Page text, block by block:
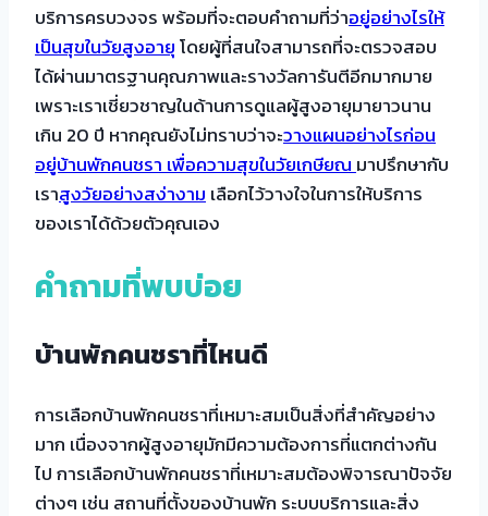
บริการครบวงจร พร้อมที่จะตอบคำถามที่ว่าอยู่อย่างไรให้
เป็นสุขในวัยสูงอายุโดยผู้ที่สนใจสามารถที่จะตรวจสอบ
ได้ผ่านมาตรฐานคุณภาพและรางวัลการันตีอีกมากมาย
เพราะเราเชี่ยวชาญในด้านการดูแลผู้สูงอายุมายาวนาน
เกิน 20 ปี หากคุณยังไม่ทราบว่าจะวางแผนอย่างไรก่อน
อยู่บ้านพักคนชรา เพื่อความสุขในวัยเกษียณ มาปรึกษากับ
เราสูงวัยอย่างสง่างาม เลือกไว้วางใจในการให้บริการ
ของเราได้ด้วยตัวคุณเอง
คำถามที่พบบ่อย
บ้านพักคนชราที่ไหนดี
การเลือกบ้านพักคนชราที่เหมาะสมเป็นสิ่งที่สำคัญอย่าง
มาก เนื่องจากผู้สูงอายุมักมีความต้องการที่แตกต่างกัน
ไป การเลือกบ้านพักคนชราที่เหมาะสมต้องพิจารณาปัจจัย
ต่างๆ เช่น สถานที่ตั้งของบ้านพัก ระบบบริการและสิ่ง